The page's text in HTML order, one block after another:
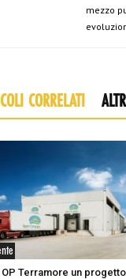
mezzo
CORRELATI
OP Terramore un